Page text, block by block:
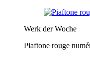
Werk der Woche
Piaftone rouge